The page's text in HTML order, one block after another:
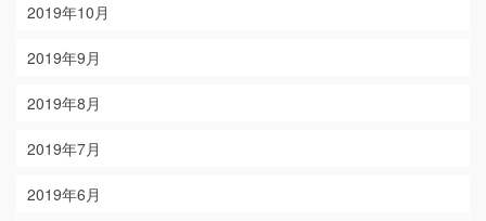
2019年10月
2019年9月
2019年8月
2019年7月
2019年6月